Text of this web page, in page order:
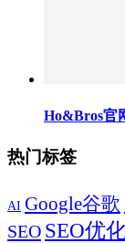
Ho&Bros官
热门标签
AI Google谷歌
SEO SEO优